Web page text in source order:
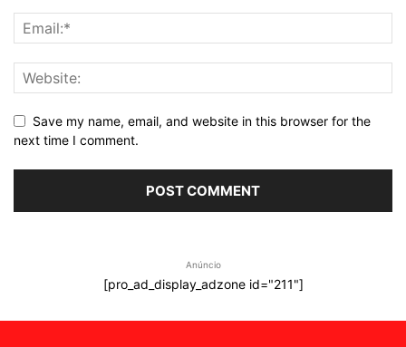
Save my name, email, and website in this browser for the
next time I comment.
Anúncio
[pro_ad_display_adzone id="211"]